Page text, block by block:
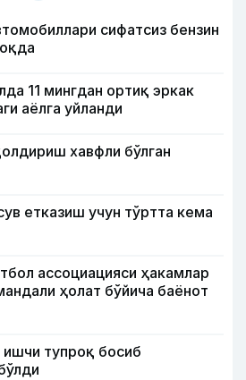
сифатсиз бензин
11 мингдан ортиқ эркак
аёлга уйланди
хавфли бўлган
етказиш учун тўртта кема
ассоциацияси ҳакамлар
ҳолат бўйича баёнот
тупроқ босиб